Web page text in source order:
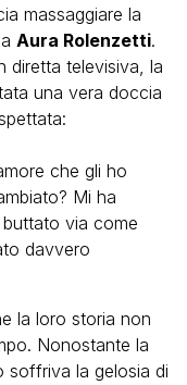
massaggiare la
Aura Rolenzetti.
diretta televisiva, la
una vera doccia
che gli ho
Mi ha
via come
davvero
la loro storia non
Nonostante la
soffriva la gelosia di